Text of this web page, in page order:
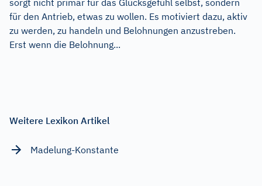
für den Antrieb, etwas zu wollen. Es motiviert dazu, aktiv
zu werden, zu handeln und Belohnungen anzustreben.
Erst wenn die Belohnung...
Weitere Lexikon Artikel
Madelung-Konstante